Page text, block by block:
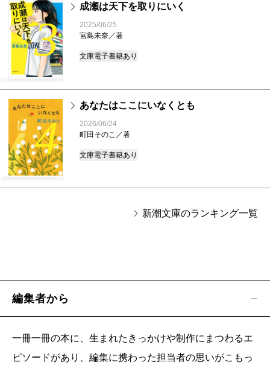
3
成瀬は天下を取りにいく
2025/06/25
宮島未奈／著
文庫電子書籍あり
4
あなたはここにいなくとも
2026/06/24
町田そのこ／著
文庫電子書籍あり
新潮文庫のランキング一覧
編集者から
一冊一冊の本に、生まれたきっかけや制作にまつわるエ
ピソードがあり、編集に携わった担当者の思いがこもっ